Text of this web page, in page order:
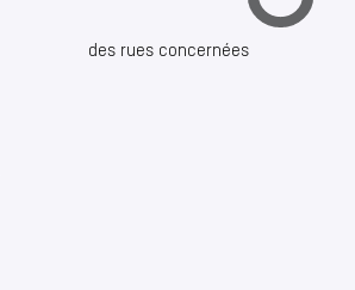
des rues concernées